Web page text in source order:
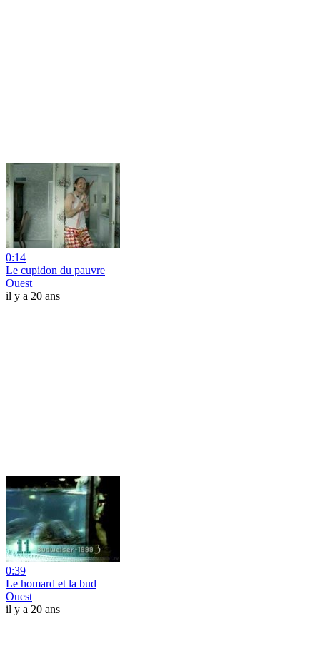
0:14
Le cupidon du pauvre
Ouest
il y a 20 ans
0:39
Le homard et la bud
Ouest
il y a 20 ans